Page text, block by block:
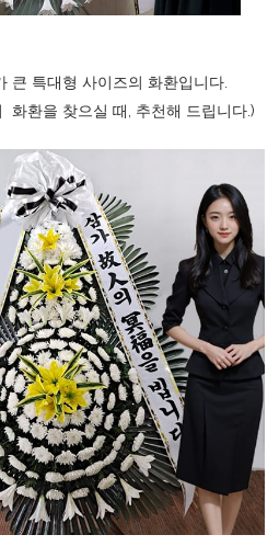
큰 특대형 사이즈의 화환입니다.
화환을 찾으실 때, 추천해 드립니다.)